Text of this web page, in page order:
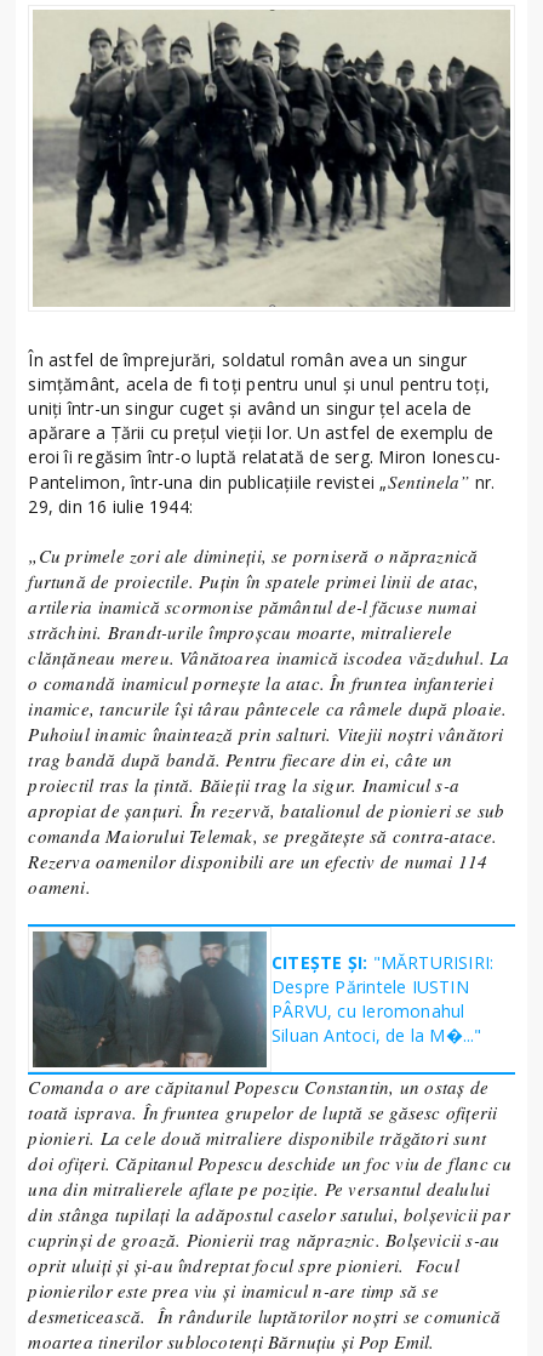
În astfel de împrejurări, soldatul român avea un singur
simțământ, acela de fi toți pentru unul și unul pentru toți,
uniți într-un singur cuget și având un singur țel acela de
apărare a Țării cu prețul vieții lor. Un astfel de exemplu de
eroi îi regăsim într-o luptă relatată de serg. Miron Ionescu-
Pantelimon, într-una din publicațiile revistei „Sentinela” nr.
29, din 16 iulie 1944:
„Cu primele zori ale dimineții, se porniseră o năpraznică
furtună de proiectile. Puțin în spatele primei linii de atac,
artileria inamică scormonise pământul de-l făcuse numai
străchini. Brandt-urile împroșcau moarte, mitralierele
clănțăneau mereu. Vânătoarea inamică iscodea văzduhul. La
o comandă inamicul pornește la atac. În fruntea infanteriei
inamice, tancurile își târau pântecele ca râmele după ploaie.
Puhoiul inamic înaintează prin salturi. Vitejii noștri vânători
trag bandă după bandă. Pentru fiecare din ei, câte un
proiectil tras la țintă. Băieții trag la sigur. Inamicul s-a
apropiat de șanțuri. În rezervă, batalionul de pionieri se sub
comanda Maiorului Telemak, se pregătește să contra-atace.
Rezerva oamenilor disponibili are un efectiv de numai 114
oameni.
CITEȘTE ȘI: "MĂRTURISIRI:
Despre Părintele IUSTIN
PÂRVU, cu Ieromonahul
Siluan Antoci, de la M�..."
Comanda o are căpitanul Popescu Constantin, un ostaș de
toată isprava. În fruntea grupelor de luptă se găsesc ofițerii
pionieri. La cele două mitraliere disponibile trăgători sunt
doi ofițeri. Căpitanul Popescu deschide un foc viu de flanc cu
una din mitralierele aflate pe poziție. Pe versantul dealului
din stânga tupilați la adăpostul caselor satului, bolșevicii par
cuprinși de groază. Pionierii trag năpraznic. Bolșevicii s-au
oprit uluiți și și-au îndreptat focul spre pionieri. Focul
pionierilor este prea viu și inamicul n-are timp să se
desmeticească. În rândurile luptătorilor noștri se comunică
moartea tinerilor sublocotenți Bărnuțiu și Pop Emil.